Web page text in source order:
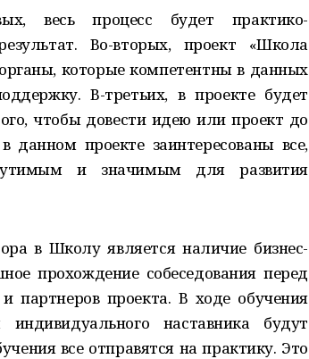
весь процесс будет практико-
Во-вторых, проект «Школа
которые компетентны в данных
В-третьих, в проекте будет
чтобы довести идею или проект до
данном проекте заинтересованы все,
и значимым для развития
в Школу является наличие бизнес-
прохождение собеседования перед
партнеров проекта. В ходе обучения
наставника будут
все отправятся на практику. Это